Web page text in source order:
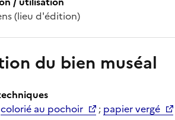
(lieu d'édition)
du bien muséal
colorié au pochoir ; papier vergé